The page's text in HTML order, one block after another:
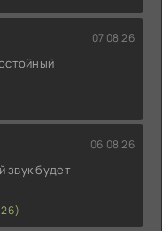
07.08.26
06.08.26
звук будет